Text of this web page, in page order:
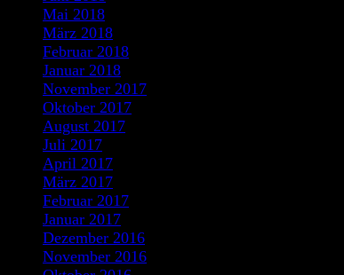
Mai 2018
März 2018
Februar 2018
Januar 2018
November 2017
Oktober 2017
August 2017
Juli 2017
April 2017
März 2017
Februar 2017
Januar 2017
Dezember 2016
November 2016